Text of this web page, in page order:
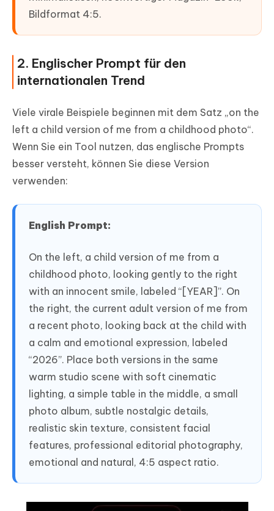
Bildformat 4:5.
2. Englischer Prompt für den
internationalen Trend
Viele virale Beispiele beginnen mit dem Satz „on the
left a child version of me from a childhood photo“.
Wenn Sie ein Tool nutzen, das englische Prompts
besser versteht, können Sie diese Version
verwenden:
English Prompt:
On the left, a child version of me from a
childhood photo, looking gently to the right
with an innocent smile, labeled “[YEAR]”. On
the right, the current adult version of me from
a recent photo, looking back at the child with
a calm and emotional expression, labeled
“2026”. Place both versions in the same
warm studio scene with soft cinematic
lighting, a simple table in the middle, a small
photo album, subtle nostalgic details,
realistic skin texture, consistent facial
features, professional editorial photography,
emotional and natural, 4:5 aspect ratio.